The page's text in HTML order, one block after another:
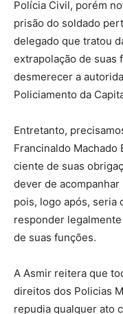
Polícia Civil, porém
prisão do soldado
delegado que tratou
extrapolação de suas
desmerecer a
Policiamento da
Entretanto,
Francinaldo
ciente de suas
dever de
pois, logo após, seria
responder
de suas funções.
A Asmir reitera que
direitos dos Policias
repudia qualquer ato